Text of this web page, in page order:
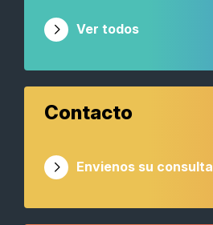
Ver todos
Contacto
Envienos su consulta